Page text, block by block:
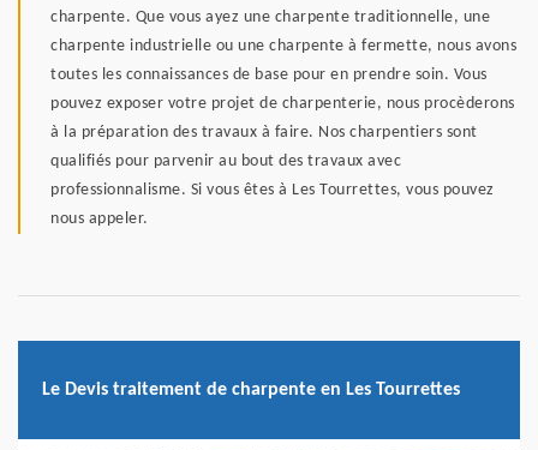
charpente. Que vous ayez une charpente traditionnelle, une
charpente industrielle ou une charpente à fermette, nous avons
toutes les connaissances de base pour en prendre soin. Vous
pouvez exposer votre projet de charpenterie, nous procèderons
à la préparation des travaux à faire. Nos charpentiers sont
qualifiés pour parvenir au bout des travaux avec
professionnalisme. Si vous êtes à Les Tourrettes, vous pouvez
nous appeler.
Le Devis traitement de charpente en Les Tourrettes